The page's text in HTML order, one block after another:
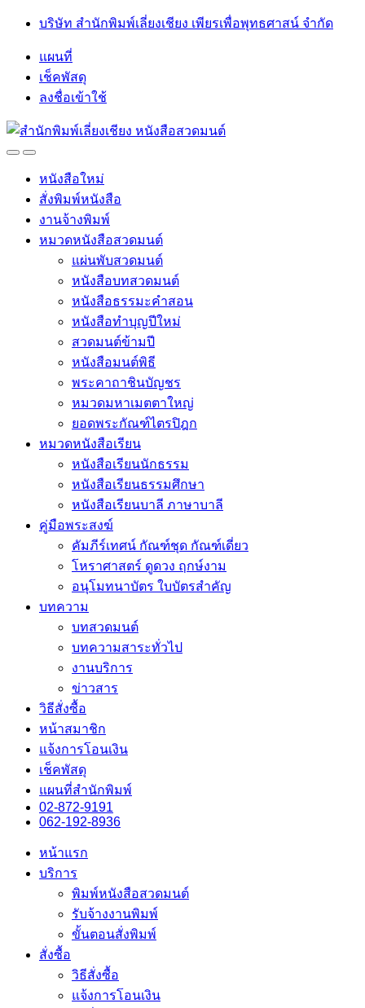
Skip
navigation
Skip
บริษัท สำนักพิมพ์เลี่ยงเชียง เพียรเพื่อพุทธศาสน์ จำกัด
แผนที่
เช็คพัสดุ
ลงชื่อเข้าใช้
OpenClose
หนังสือใหม่
สั่งพิมพ์หนังสือ
งานจ้างพิมพ์
หมวดหนังสือสวดมนต์
แผ่นพับสวดมนต์
หนังสือบทสวดมนต์
หนังสือธรรมะคำสอน
หนังสือทำบุญปีใหม่
สวดมนต์ข้ามปี
หนังสือมนต์พิธี
พระคาถาชินบัญชร
หมวดมหาเมตตาใหญ่
ยอดพระกัณฑ์ไตรปิฎก
หมวดหนังสือเรียน
หนังสือเรียนนักธรรม
หนังสือเรียนธรรมศึกษา
หนังสือเรียนบาลี ภาษาบาลี
คู่มือพระสงฆ์
คัมภีร์เทศน์ กัณฑ์ชุด กัณฑ์เดี่ยว
โหราศาสตร์ ดูดวง ฤกษ์งาม
อนุโมทนาบัตร ใบบัตรสำคัญ
บทความ
บทสวดมนต์
บทความสาระทั่วไป
งานบริการ
ข่าวสาร
วิธีสั่งซื้อ
หน้าสมาชิก
แจ้งการโอนเงิน
เช็คพัสดุ
แผนที่สำนักพิมพ์
02-872-9191
062-192-8936
หน้าแรก
บริการ
พิมพ์หนังสือสวดมนต์
รับจ้างงานพิมพ์
ขั้นตอนสั่งพิมพ์
สั่งซื้อ
วิธีสั่งซื้อ
แจ้งการโอนเงิน